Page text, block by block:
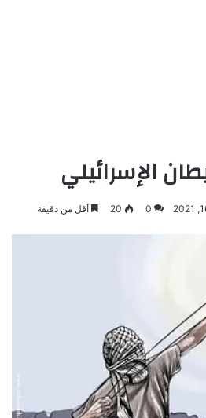
الإسرائيلي
0
20 أقل من دقيقة